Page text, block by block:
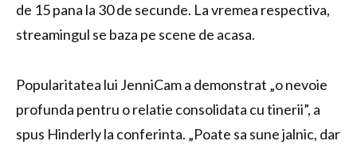
de 15 pana la 30 de secunde. La vremea respectiva,
streamingul se baza pe scene de acasa.
Popularitatea lui JenniCam a demonstrat „o nevoie
profunda pentru o relatie consolidata cu tinerii”, a
spus Hinderly la conferinta. „Poate sa sune jalnic, dar